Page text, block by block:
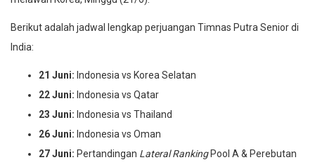
Berikut adalah jadwal lengkap perjuangan Timnas Putra Senior di
India:
21 Juni: Indonesia vs Korea Selatan
22 Juni: Indonesia vs Qatar
23 Juni: Indonesia vs Thailand
26 Juni: Indonesia vs Oman
27 Juni: Pertandingan Lateral RankingPool A & Perebutan